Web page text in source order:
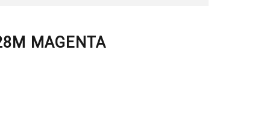
MAGENTA